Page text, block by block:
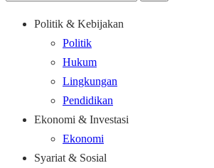
Politik & Kebijakan
Politik
Hukum
Lingkungan
Pendidikan
Ekonomi & Investasi
Ekonomi
Syariat & Sosial